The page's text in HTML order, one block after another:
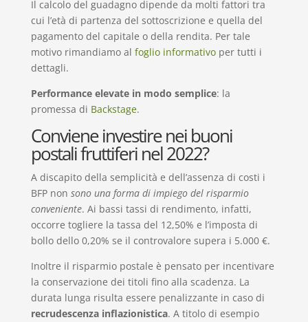
Il calcolo del guadagno dipende da molti fattori tra
cui l’età di partenza del sottoscrizione e quella del
pagamento del capitale o della rendita. Per tale
motivo rimandiamo al foglio informativoper tutti i
dettagli.
Performance elevate in modo semplice: la
promessa di Backstage.
Conviene investire nei buoni
postali fruttiferi nel 2022?
A discapito della semplicità e dell’assenza di costi i
BFP non sono una forma di impiego del risparmio
conveniente. Ai bassi tassi di rendimento, infatti,
occorre togliere la tassa del 12,50% e l’imposta di
bollo dello 0,20% se il controvalore supera i 5.000 €.
Inoltre il risparmio postale è pensato per incentivare
la conservazione dei titoli fino alla scadenza. La
durata lunga risulta essere penalizzante in caso di
recrudescenza inflazionistica. A titolo di esempio